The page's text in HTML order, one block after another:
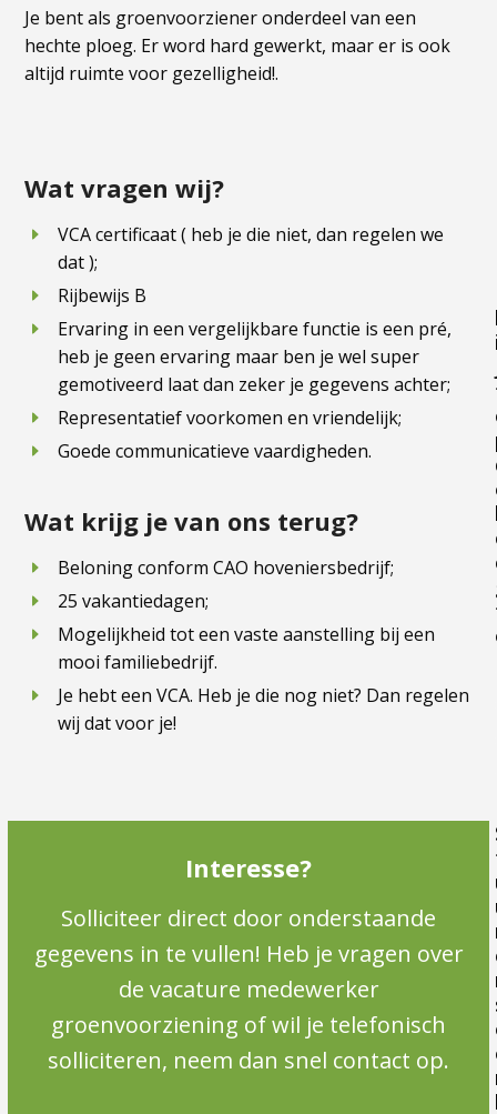
Je bent als groenvoorziener onderdeel van een
hechte ploeg. Er word hard gewerkt, maar er is ook
altijd ruimte voor gezelligheid!.
Wat vragen wij?
VCA certificaat ( heb je die niet, dan regelen we
dat );
Rijbewijs B
Ervaring in een vergelijkbare functie is een pré,
heb je geen ervaring maar ben je wel super
gemotiveerd laat dan zeker je gegevens achter;
Representatief voorkomen en vriendelijk;
Goede communicatieve vaardigheden.
Wat krijg je van ons terug?
Beloning conform CAO hoveniersbedrijf;
25 vakantiedagen;
Mogelijkheid tot een vaste aanstelling bij een
mooi familiebedrijf.
Je hebt een VCA. Heb je die nog niet? Dan regelen
wij dat voor je!
Interesse?
Solliciteer direct door onderstaande
gegevens in te vullen! Heb je vragen over
de vacature medewerker
groenvoorziening of wil je telefonisch
solliciteren, neem dan snel contact op.